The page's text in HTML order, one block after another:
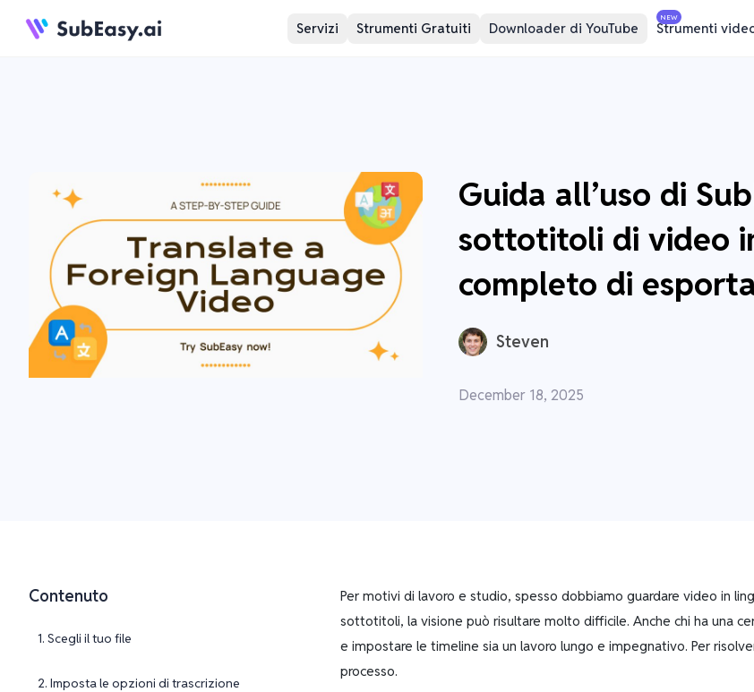
Servizi Strumenti Gratuiti Downloader di YouTube
NEW
Strumenti
Guida all’uso di
sottotitoli di video
completo di
Steven
December 18, 2025
Contenuto
1. Scegli il tuo file
2. Imposta le opzioni di trascrizione
Per motivi di lavoro e studio, spesso dobbiamo guardare video in
sottotitoli, la visione può risultare molto difficile. Anche chi ha una
e impostare le timeline sia un lavoro lungo e impegnativo. Per
processo.